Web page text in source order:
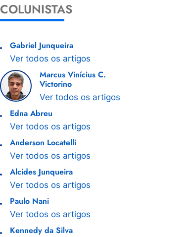
COLUNISTAS
Gabriel Junqueira
Ver todos os artigos
Marcus Vinícius C.
Victorino
Ver todos os artigos
Edna Abreu
Ver todos os artigos
Anderson Locatelli
Ver todos os artigos
Alcides Junqueira
Ver todos os artigos
Paulo Nani
Ver todos os artigos
Kennedy da Silva